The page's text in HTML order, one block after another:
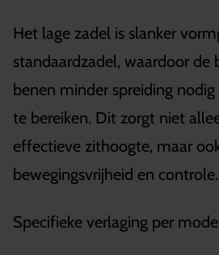
Het lage zadel is slanker
standaardzadel, waardoor de
benen minder spreiding
te bereiken. Dit zorgt niet
effectieve zithoogte, maar
bewegingsvrijheid en controle.
Specifieke verlaging per